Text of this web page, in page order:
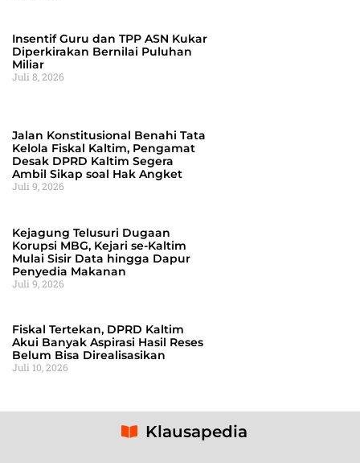
Insentif Guru dan TPP ASN Kukar
Diperkirakan Bernilai Puluhan
Miliar
Juli 8, 2026
Jalan Konstitusional Benahi Tata
Kelola Fiskal Kaltim, Pengamat
Desak DPRD Kaltim Segera
Ambil Sikap soal Hak Angket
Juli 9, 2026
Kejagung Telusuri Dugaan
Korupsi MBG, Kejari se-Kaltim
Mulai Sisir Data hingga Dapur
Penyedia Makanan
Juli 9, 2026
Fiskal Tertekan, DPRD Kaltim
Akui Banyak Aspirasi Hasil Reses
Belum Bisa Direalisasikan
Juli 10, 2026
Klausapedia